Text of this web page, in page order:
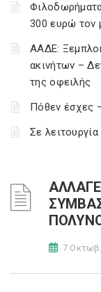
300 ευρώ τον
ΑΑΔΕ:
ακινήτων –
της οφειλής
Πόθεν έσχες
Σε
7